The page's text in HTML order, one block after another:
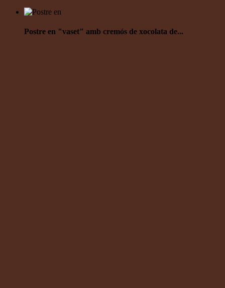
Postre en "vaset" amb cremós de xocolata de...